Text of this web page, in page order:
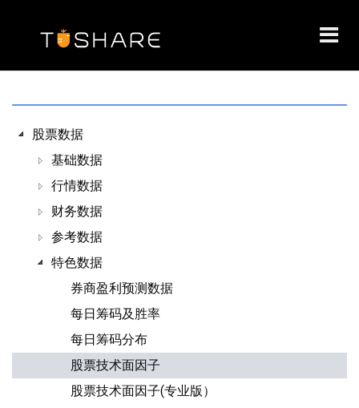
股票数据
基础数据
行情数据
财务数据
参考数据
特色数据
券商盈利预测数据
每日筹码及胜率
每日筹码分布
股票技术面因子
股票技术面因子(专业版）